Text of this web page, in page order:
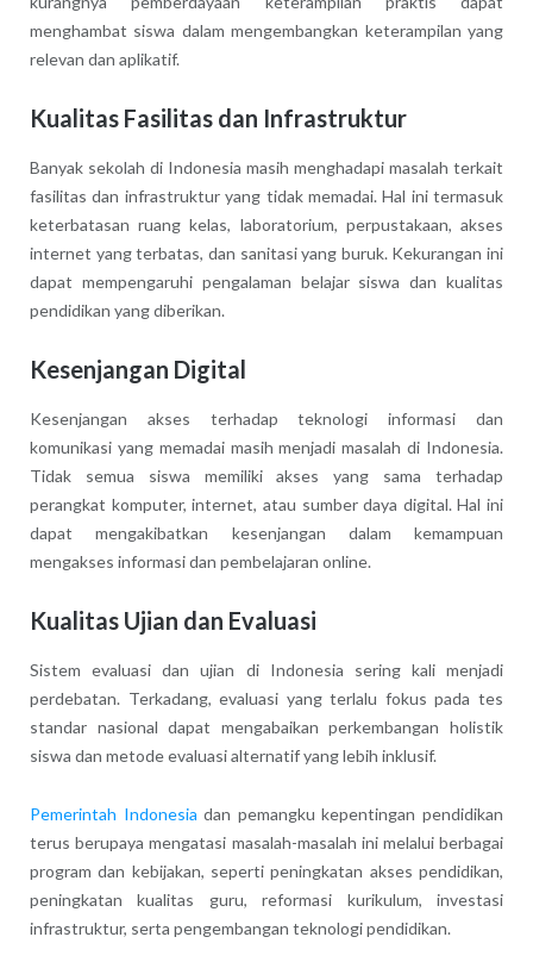
menghambat siswa dalam mengembangkan keterampilan yang
relevan dan aplikatif.
Kualitas Fasilitas dan Infrastruktur
Banyak sekolah di Indonesia masih menghadapi masalah terkait
fasilitas dan infrastruktur yang tidak memadai. Hal ini termasuk
keterbatasan ruang kelas, laboratorium, perpustakaan, akses
internet yang terbatas, dan sanitasi yang buruk. Kekurangan ini
dapat mempengaruhi pengalaman belajar siswa dan kualitas
pendidikan yang diberikan.
Kesenjangan Digital
Kesenjangan akses terhadap teknologi informasi dan
komunikasi yang memadai masih menjadi masalah di Indonesia.
Tidak semua siswa memiliki akses yang sama terhadap
perangkat komputer, internet, atau sumber daya digital. Hal ini
dapat mengakibatkan kesenjangan dalam kemampuan
mengakses informasi dan pembelajaran online.
Kualitas Ujian dan Evaluasi
Sistem evaluasi dan ujian di Indonesia sering kali menjadi
perdebatan. Terkadang, evaluasi yang terlalu fokus pada tes
standar nasional dapat mengabaikan perkembangan holistik
siswa dan metode evaluasi alternatif yang lebih inklusif.
Pemerintah Indonesia dan pemangku kepentingan pendidikan
terus berupaya mengatasi masalah-masalah ini melalui berbagai
program dan kebijakan, seperti peningkatan akses pendidikan,
peningkatan kualitas guru, reformasi kurikulum, investasi
infrastruktur, serta pengembangan teknologi pendidikan.